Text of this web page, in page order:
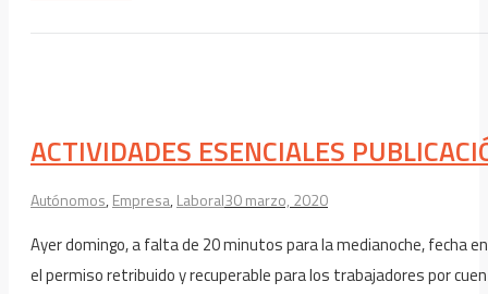
ACTIVIDADES ESENCIALES
Autónomos,Empresa,Laboral30 marzo, 2020
Ayer domingo, a falta de 20 minutos para la medianoche, fecha
el permiso retribuido y recuperable para los trabajadores por